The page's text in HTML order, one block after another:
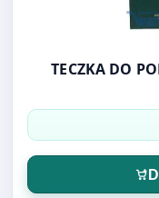
TECZKA DO